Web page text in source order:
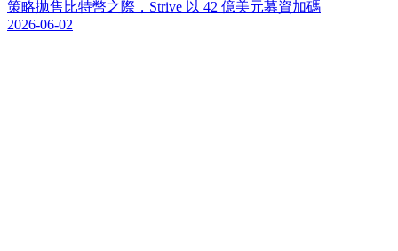
策略拋售 比特幣之際 ， Strive 以 42 億美元募資加碼
2026-06-02